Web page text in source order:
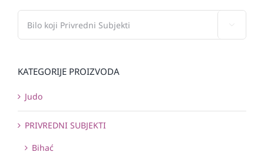
KATEGORIJE PROIZVODA
Judo
PRIVREDNI SUBJEKTI
Bihać